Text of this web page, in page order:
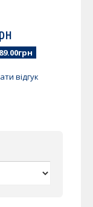
відгук